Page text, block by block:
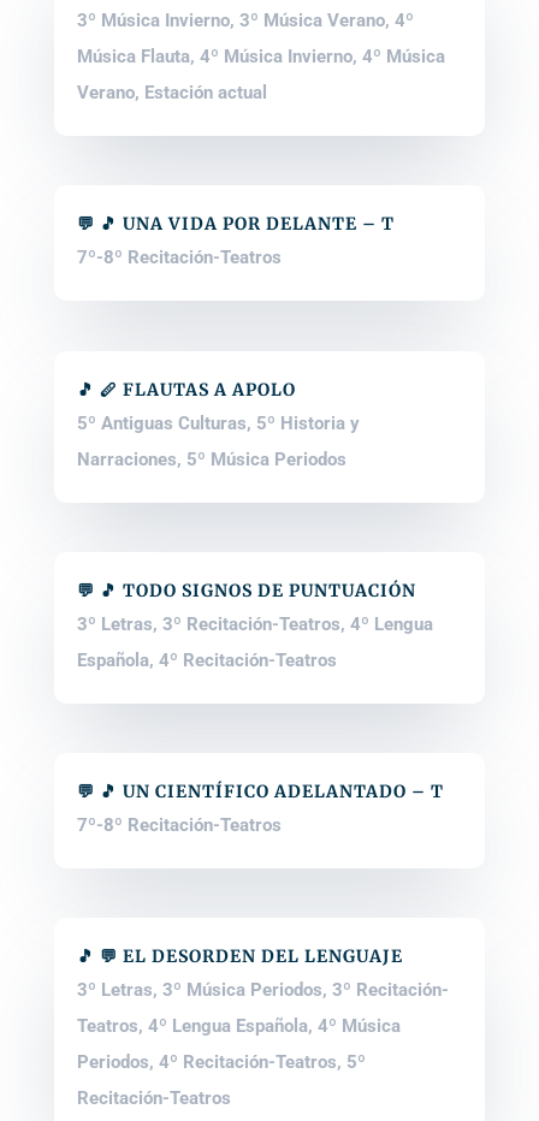
3º Música Invierno, 3º Música Verano, 4º
Música Flauta, 4º Música Invierno, 4º Música
Verano, Estación actual
💬 🎵 UNA VIDA POR DELANTE – T
7º-8º Recitación-Teatros
🎵 🪈 FLAUTAS A APOLO
5º Antiguas Culturas, 5º Historia y
Narraciones, 5º Música Periodos
💬 🎵 TODO SIGNOS DE PUNTUACIÓN
3º Letras, 3º Recitación-Teatros, 4º Lengua
Española, 4º Recitación-Teatros
💬 🎵 UN CIENTÍFICO ADELANTADO – T
7º-8º Recitación-Teatros
🎵 💬 EL DESORDEN DEL LENGUAJE
3º Letras, 3º Música Periodos, 3º Recitación-
Teatros, 4º Lengua Española, 4º Música
Periodos, 4º Recitación-Teatros, 5º
Recitación-Teatros